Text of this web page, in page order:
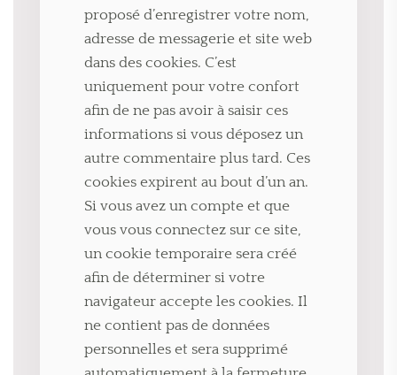
proposé d’enregistrer votre nom,
adresse de messagerie et site web
dans des cookies. C’est
uniquement pour votre confort
afin de ne pas avoir à saisir ces
informations si vous déposez un
autre commentaire plus tard. Ces
cookies expirent au bout d’un an.
Si vous avez un compte et que
vous vous connectez sur ce site,
un cookie temporaire sera créé
afin de déterminer si votre
navigateur accepte les cookies. Il
ne contient pas de données
personnelles et sera supprimé